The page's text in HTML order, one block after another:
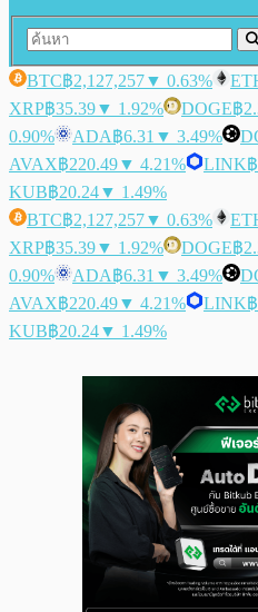
BTC฿2,127,257▼ 0.63%
XRP฿35.39▼ 1.92% DOGE฿
0.90%
ADA฿6.31 ▼ 3.49%
AVAX฿220.49▼ 4.21% LINK
KUB฿20.24▼ 1.49%
BTC฿2,127,257▼ 0.63%
XRP฿35.39▼ 1.92% DOGE฿
0.90%
ADA฿6.31 ▼ 3.49%
AVAX฿220.49▼ 4.21% LINK
KUB฿20.24▼ 1.49%